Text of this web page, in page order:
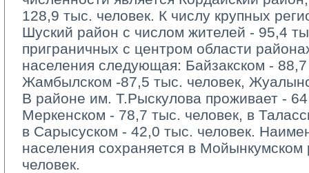
128,9 тыс. человек. К числу крупных
Шуский район с числом жителей - 95,4
приграничных с центром области
населения следующая: Байзакском -
Жамбылском -87,5 тыс. человек,
В районе им. Т.Рыскулова проживает -
Меркенском - 78,7 тыс. человек, в
в Сарысуском - 42,0 тыс. человек.
населения сохраняется в
человек.